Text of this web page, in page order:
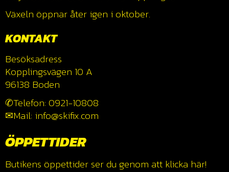
Växeln öppnar åter igen i oktober.
KONTAKT
Besöksadress
Kopplingsvägen 10 A
96138 Boden
✆Telefon: 0921-10808
✉Mail: info@skifix.com
ÖPPETTIDER
Butikens öppettider ser du genom att klicka här!